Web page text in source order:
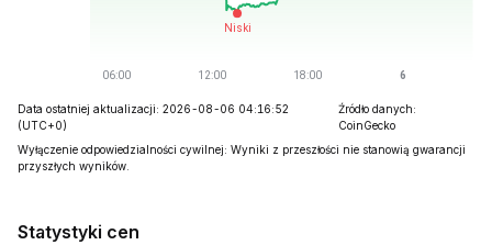
Data ostatniej aktualizacji: 2026-08-06 04:16:52
(UTC+0)
Źródło danych:
CoinGecko
Wyłączenie odpowiedzialności cywilnej: Wyniki z przeszłości nie stanowią gwarancji
przyszłych wyników.
Statystyki cen